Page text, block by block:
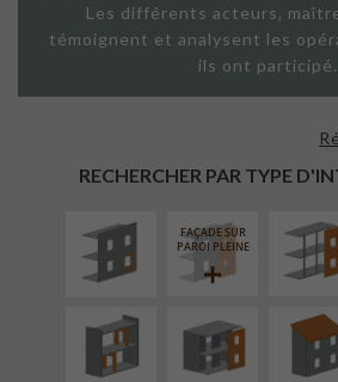
Les différents acteurs,
témoignent et analysent les
ils ont participé.
RECHERCHER PAR TYPE
EXTÉRIEURE
FAÇADE SUR
PAROI PLEINE
FAÇADE
LINÉAIRE
RÉAMÉNAGEMENT
INTÉRIEUR
FERMETURE
LOGGIAS
RÉFECTION
TOITURES
AMÉNAGEMENT
EXTÉRIEUR